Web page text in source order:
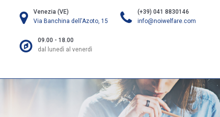
Venezia (VE)
Via Banchina dell'Azoto, 15
(+39) 041 8830146
info@noiwelfare.com
09.00 - 18.00
dal lunedì al venerdì